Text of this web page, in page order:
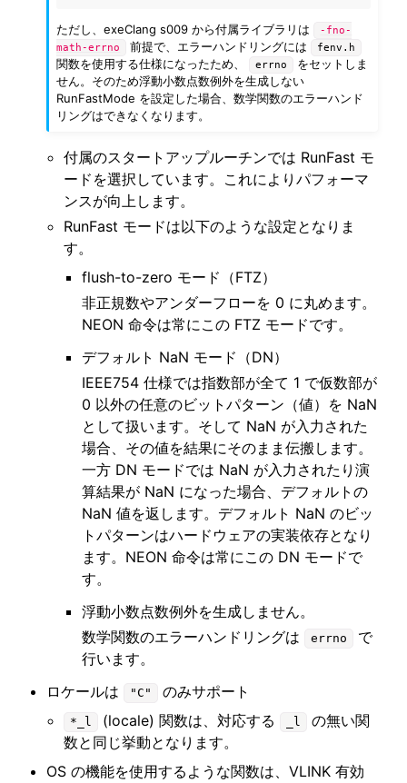
navigation of トラブルシューティング
navigation of Open Source Software used in SOLID
ただし、exeClang s009 から付属ライブラリは
-fno-
math-errno
前提で、エラーハンドリングには fenv.h
関数を使用する仕様になったため、 errno
をセットしま
せん。そのため浮動小数点数例外を生成しない
RunFastMode を設定した場合、数学関数のエラーハンド
リングはできなくなります。
付属のスタートアップルーチンでは RunFast モ
ードを選択しています。これによりパフォーマ
ンスが向上します。
RunFast モードは以下のような設定となりま
す。
flush-to-zero モード（FTZ）
非正規数やアンダーフローを 0 に丸めます。
NEON 命令は常にこの FTZ モードです。
デフォルト NaN モード（DN）
IEEE754 仕様では指数部が全て 1 で仮数部が
0 以外の任意のビットパターン（値）を NaN
として扱います。そして NaN が入力された
場合、その値を結果にそのまま伝搬します。
一方 DN モードでは NaN が入力されたり演
算結果が NaN になった場合、デフォルトの
NaN 値を返します。デフォルト NaN のビッ
トパターンはハードウェアの実装依存となり
ます。NEON 命令は常にこの DN モードで
す。
浮動小数点数例外を生成しません。
数学関数のエラーハンドリングは
errno
で
行います。
ロケールは
"C" のみサポート
*_l (locale) 関数は、対応する _l
の無い関
数と同じ挙動となります。
OS の機能を使用するような関数は、VLINK 有効